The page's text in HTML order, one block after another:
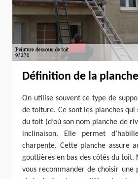
Définition de la
On utilise souvent ce type de
de toiture. Ce sont les planches qui
du toit (d’où son nom planche de
inclinaison. Elle permet
charpente. Cette planche assure
gouttières en bas des côtés du toit.
vous recommander de choisir une